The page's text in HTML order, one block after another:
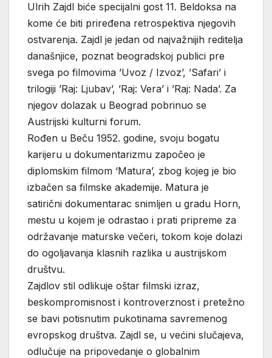
Ulrih Zajdl biće specijalni gost 11. Beldoksa na
kome će biti priređena retrospektiva njegovih
ostvarenja. Zajdl je jedan od najvažnijih reditelja
današnjice, poznat beogradskoj publici pre
svega po filmovima ’Uvoz / Izvoz’, ’Safari’ i
trilogiji ’Raj: Ljubav’, ’Raj: Vera’ i ’Raj: Nada’. Za
njegov dolazak u Beograd pobrinuo se
Austrijski kulturni forum.
Rođen u Beču 1952. godine, svoju bogatu
karijeru u dokumentarizmu započeo je
diplomskim filmom ‘Matura’, zbog kojeg je bio
izbačen sa filmske akademije. Matura je
satirični dokumentarac snimljen u gradu Horn,
mestu u kojem je odrastao i prati pripreme za
održavanje maturske večeri, tokom koje dolazi
do ogoljavanja klasnih razlika u austrijskom
društvu.
Zajdlov stil odlikuje oštar filmski izraz,
beskompromisnost i kontroverznost i pretežno
se bavi potisnutim pukotinama savremenog
evropskog društva. Zajdl se, u većini slučajeva,
odlučuje na pripovedanje o globalnim